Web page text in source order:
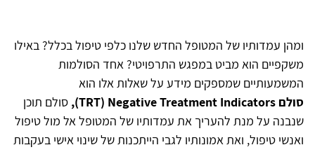
ומהן עמדותיו של המטופל החדש שלנו כלפי טיפול בכלל? באילו
משקפיים הוא מביט במפגש התרפויטי? אחד הסולמות
המשמעותיים שמספקים מידע על שאלות אלו הוא
סולם
TRT) Negative Treatment Indicators),
סולם תוכן
שנבנה על מנת להעריך את עמדותיו של המטופל אל מול טיפול
ואנשי טיפול, ואת אמונותיו לגבי הייתכנות של שינוי אישי בעקבות